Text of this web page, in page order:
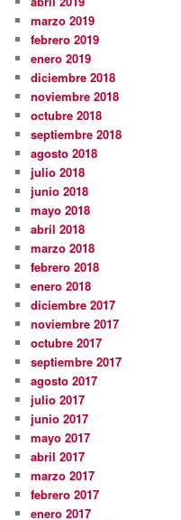
marzo 2019
febrero 2019
enero 2019
diciembre 2018
noviembre 2018
octubre 2018
septiembre 2018
agosto 2018
julio 2018
junio 2018
mayo 2018
abril 2018
marzo 2018
febrero 2018
enero 2018
diciembre 2017
noviembre 2017
octubre 2017
septiembre 2017
agosto 2017
julio 2017
junio 2017
mayo 2017
abril 2017
marzo 2017
febrero 2017
enero 2017